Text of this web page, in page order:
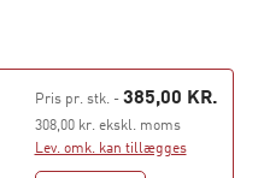
på at undersøge
børn, unge og
beskrevet, hvordan
kan medføre
forstyrrelser og neuralt
Pris pr. stk.- 385,00 KR.
308,00 kr. ekskl. moms
Lev. omk. kan tillægges